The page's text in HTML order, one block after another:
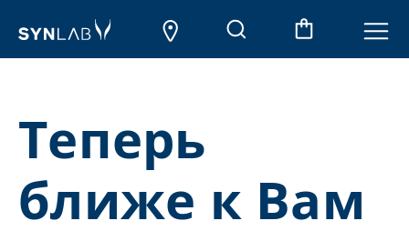
Теперь
ближе к Вам